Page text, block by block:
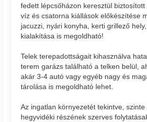
fedett lépcsőházon keresztül biztosított
víz és csatorna kiállások előkészítése
jacuzzi, nyári konyha, kerti grillező
kialakítása is megoldható!
Telek terepadottságait kihasználva
terem garázs található a telken belül,
akár 3-4 autó vagy egyéb nagy és
tárolása is megoldható lehet.
Az ingatlan környezetét tekintve,
hegyvidéki részének szerves